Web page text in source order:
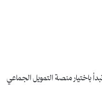
منصة التمويل الجماعي